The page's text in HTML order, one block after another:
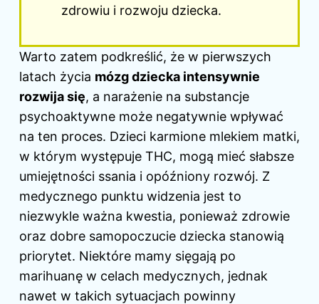
zdrowiu i rozwoju dziecka.
Warto zatem podkreślić, że w pierwszych
latach życia mózg dziecka intensywnie
rozwija się, a narażenie na substancje
psychoaktywne może negatywnie wpływać
na ten proces. Dzieci karmione mlekiem matki,
w którym występuje THC, mogą mieć słabsze
umiejętności ssania i opóźniony rozwój. Z
medycznego punktu widzenia jest to
niezwykle ważna kwestia, ponieważ zdrowie
oraz dobre samopoczucie dziecka stanowią
priorytet. Niektóre mamy sięgają po
marihuanę w celach medycznych, jednak
nawet w takich sytuacjach powinny